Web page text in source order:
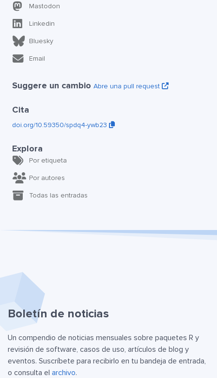
Mastodon
Linkedin
Bluesky
Email
Suggere un cambio Abre una pull request
Cita
doi.org/10.59350/spdq4-ywb23
Explora
Por etiqueta
Por autores
Todas las entradas
Boletín de noticias
Un compendio de noticias mensuales sobre paquetes R y
revisión de software, casos de uso, artículos de blog y
eventos. Suscríbete para recibirlo en tu bandeja de entrada,
o consulta el archivo.